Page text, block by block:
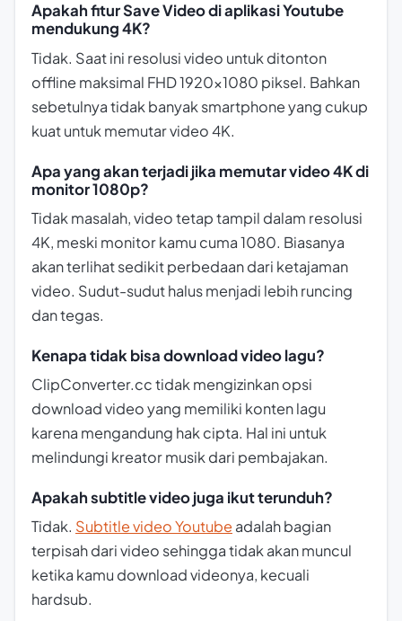
Apakah fitur Save Video di aplikasi Youtube
mendukung 4K?
Tidak. Saat ini resolusi video untuk ditonton
offline maksimal FHD 1920×1080 piksel. Bahkan
sebetulnya tidak banyak smartphone yang cukup
kuat untuk memutar video 4K.
Apa yang akan terjadi jika memutar video 4K di
monitor 1080p?
Tidak masalah, video tetap tampil dalam resolusi
4K, meski monitor kamu cuma 1080. Biasanya
akan terlihat sedikit perbedaan dari ketajaman
video. Sudut-sudut halus menjadi lebih runcing
dan tegas.
Kenapa tidak bisa download video lagu?
ClipConverter.cc tidak mengizinkan opsi
download video yang memiliki konten lagu
karena mengandung hak cipta. Hal ini untuk
melindungi kreator musik dari pembajakan.
Apakah subtitle video juga ikut terunduh?
Tidak. Subtitle video Youtubeadalah bagian
terpisah dari video sehingga tidak akan muncul
ketika kamu download videonya, kecuali
hardsub.